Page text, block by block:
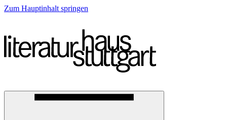
Zum Hauptinhalt springen